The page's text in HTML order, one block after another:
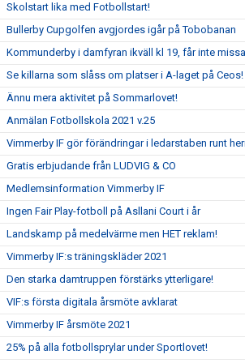
Skolstart lika med Fotbollstart!
Bullerby Cupgolfen avgjordes igår på Tobobanan
Kommunderby i damfyran ikväll kl 19, får inte
Se killarna som slåss om platser i A-laget på Ceos!
Ännu mera aktivitet på Sommarlovet!
Anmälan Fotbollskola 2021 v.25
Vimmerby IF gör förändringar i ledarstaben runt
Gratis erbjudande från LUDVIG & CO
Medlemsinformation Vimmerby IF
Ingen Fair Play-fotboll på Asllani Court i år
Landskamp på medelvärme men HET reklam!
Vimmerby IF:s träningskläder 2021
Den starka damtruppen förstärks ytterligare!
VIF:s första digitala årsmöte avklarat
Vimmerby IF årsmöte 2021
25% på alla fotbollsprylar under Sportlovet!